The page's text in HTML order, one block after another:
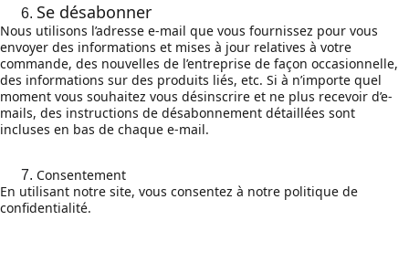
Se désabonner
Nous utilisons l’adresse e-mail que vous fournissez pour vous
envoyer des informations et mises à jour relatives à votre
commande, des nouvelles de l’entreprise de façon occasionnelle,
des informations sur des produits liés, etc. Si à n’importe quel
moment vous souhaitez vous désinscrire et ne plus recevoir d’e-
mails, des instructions de désabonnement détaillées sont
incluses en bas de chaque e-mail.
Consentement
En utilisant notre site, vous consentez à notre politique de
confidentialité.